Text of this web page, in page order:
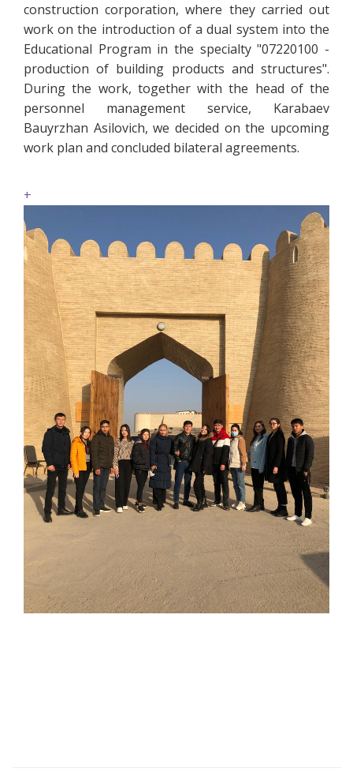
construction corporation, where they carried out
work on the introduction of a dual system into the
Educational Program in the specialty "07220100 -
production of building products and structures".
During the work, together with the head of the
personnel management service, Karabaev
Bauyrzhan Asilovich, we decided on the upcoming
work plan and concluded bilateral agreements.
+